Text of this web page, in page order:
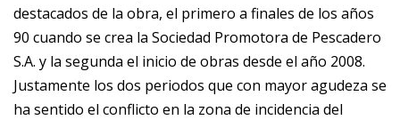
destacados de la obra, el primero a finales de los años
90 cuando se crea la Sociedad Promotora de Pescadero
S.A. y la segunda el inicio de obras desde el año 2008.
Justamente los dos periodos que con mayor agudeza se
ha sentido el conflicto en la zona de incidencia del